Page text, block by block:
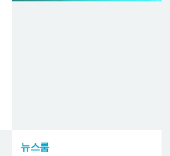
뉴스룸